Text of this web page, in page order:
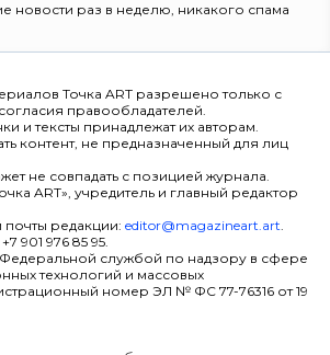
новости раз в неделю, никакого спама
Точка ART разрешено только с
правообладателей.
и тексты принадлежат их авторам.
контент, не предназначенный для лиц
не совпадать с позицией журнала.
ART», учредитель и главный редактор
редакции: editor@magazineart.art.
901 976 85 95.
службой по надзору в сфере
технологий и массовых
номер ЭЛ № ФС 77-76316 от 19